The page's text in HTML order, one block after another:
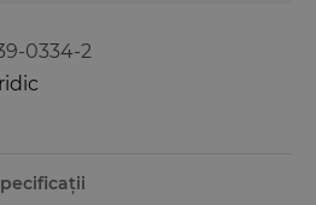
0334-2